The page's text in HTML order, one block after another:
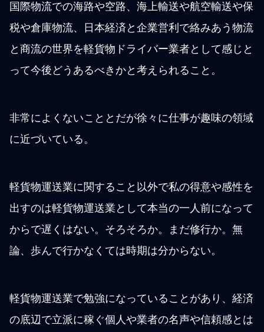
国際物流での海路や空路、海上輸送や航空輸送や保
税や倉庫物流、日本経済と企業営利で絡みあう物流
と商流の世界を軽貨物ドライバー業者として感じと
って今後どうあるべきかと考えられること。
非常によくないこととだが徐々に仕事が趣味の領域
に近づいている。
軽貨物運送業に関すること以外で私の得意や感性を
出すのは軽貨物運送業として本当の一人前になって
からで遅くはない。そろそろか。まだ修行か。無
論、歩んで行かなくては時期は分からない。
軽貨物運送業で勉強になっていることがあり、経済
の底辺で立派に稼ぐ個人や業者の名声や信頼感とは